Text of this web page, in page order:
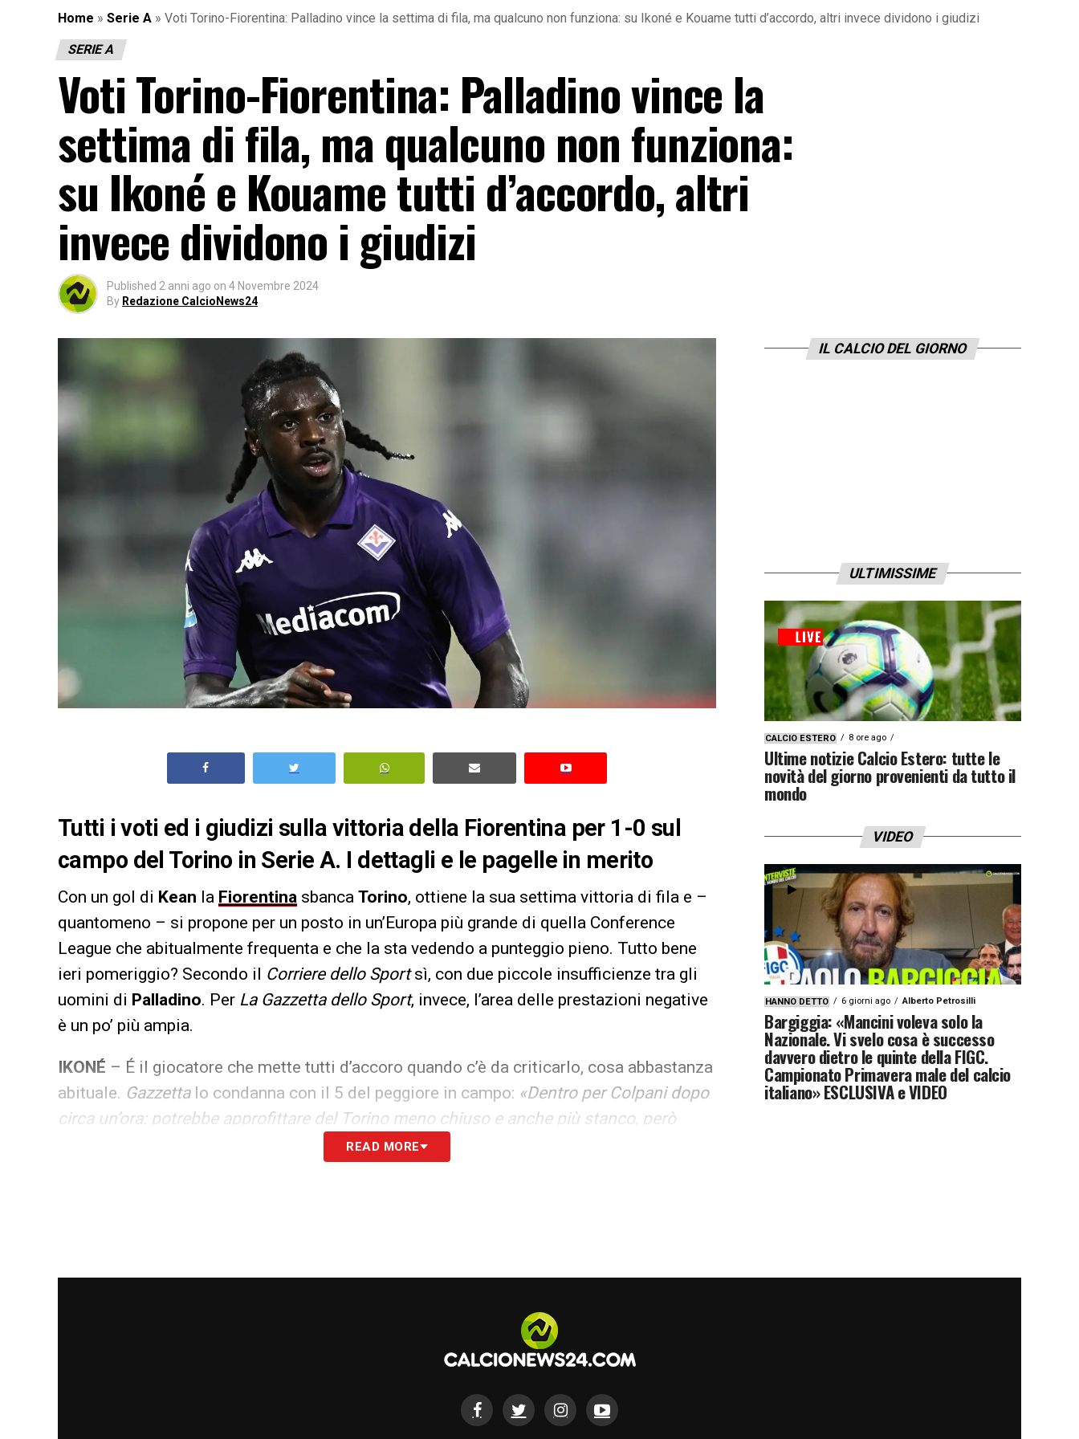
Home » Serie A » Voti Torino-Fiorentina: Palladino vince la settima di fila, ma qualcuno non funziona: su Ikoné e Kouame tutti d’accordo, altri invece dividono i giudizi
SERIE A
Voti Torino-Fiorentina: Palladino vince la
settima di fila, ma qualcuno non funziona:
su Ikoné e Kouame tutti d’accordo, altri
invece dividono i giudizi
Published 2 anni ago on 4 Novembre 2024
By Redazione CalcioNews24
Tutti i voti ed i giudizi sulla vittoria della Fiorentina per 1-0 sul
campo del Torino in Serie A. I dettagli e le pagelle in merito
Con un gol di Kean la Fiorentina sbanca Torino, ottiene la sua settima vittoria di fila e –
quantomeno – si propone per un posto in un’Europa più grande di quella Conference
League che abitualmente frequenta e che la sta vedendo a punteggio pieno. Tutto bene
ieri pomeriggio? Secondo il Corriere dello Sportsì, con due piccole insufficienze tra gli
uomini di Palladino. Per La Gazzetta dello Sport, invece, l’area delle prestazioni negative
è un po’ più ampia.
IKONÉ – É il giocatore che mette tutti d’accoro quando c’è da criticarlo, cosa abbastanza
abituale. Gazzettalo condanna con il 5 del peggiore in campo: «Dentro per Colpani dopo
circa un’ora: potrebbe approfittare del Torino meno chiuso e anche più stanco, però
riesce a far poco sulla destra. Otto tocchi, 4 palle perse»
«Fondamentale con il
Genoa, più in affanno ieri. Controlla dietro ma patisce Pedersen sulla sua fascia e gli va
abituato a correre dalla metà campo in su: Pedersen lo impegna, ma se la cava con
READ MORE
IL CALCIO DEL GIORNO
ULTIMISSIME
CALCIO ESTERO 8 ore ago
Ultime notizie Calcio Estero: tutte le
novità del giorno provenienti da tutto il
mondo
VIDEO
HANNO DETTO 6 giorni ago Alberto Petrosilli
Bargiggia: «Mancini voleva solo la
Nazionale. Vi svelo cosa è successo
davvero dietro le quinte della FIGC.
Campionato Primavera male del calcio
italiano» ESCLUSIVA e VIDEO